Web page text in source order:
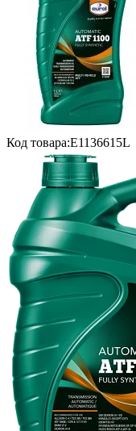
Код товара:E1136615L